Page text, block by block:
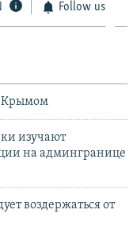
Follow us
Крымом
изучают
на админгранице
воздержаться от